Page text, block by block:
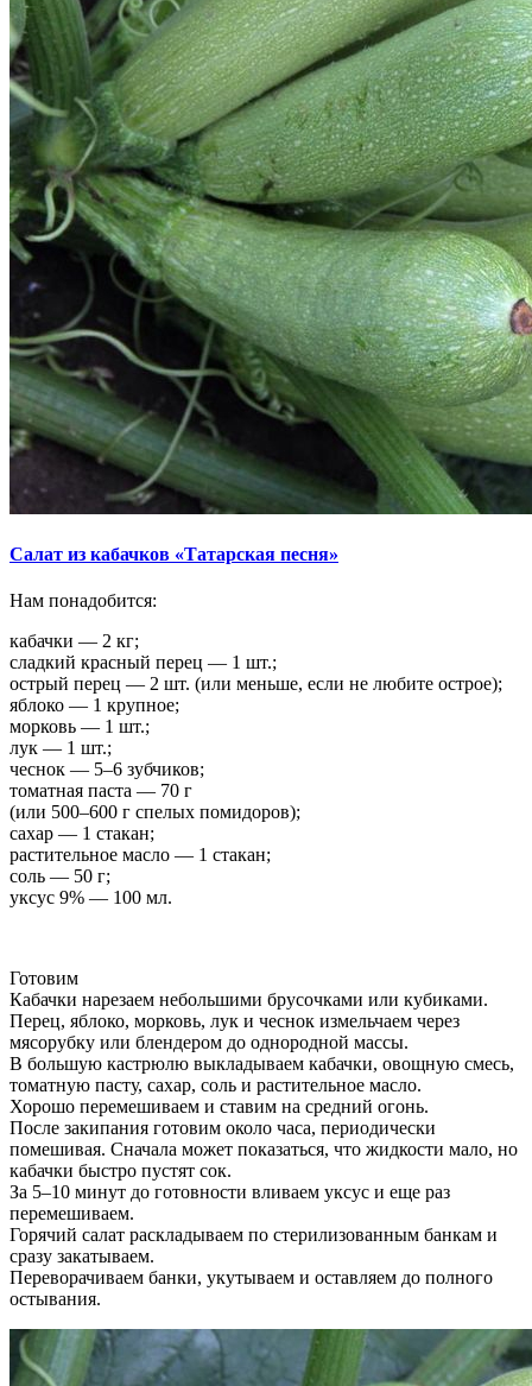
Салат из кабачков «Татарская песня»
Нам понадобится:
кабачки — 2 кг;
сладкий красный перец — 1 шт.;
острый перец — 2 шт. (или меньше, если не любите острое);
яблоко — 1 крупное;
морковь — 1 шт.;
лук — 1 шт.;
чеснок — 5–6 зубчиков;
томатная паста — 70 г
(или 500–600 г спелых помидоров);
сахар — 1 стакан;
растительное масло — 1 стакан;
соль — 50 г;
уксус 9% — 100 мл.
Готовим
Кабачки нарезаем небольшими брусочками или кубиками.
Перец, яблоко, морковь, лук и чеснок измельчаем через
мясорубку или блендером до однородной массы.
В большую кастрюлю выкладываем кабачки, овощную смесь,
томатную пасту, сахар, соль и растительное масло.
Хорошо перемешиваем и ставим на средний огонь.
После закипания готовим около часа, периодически
помешивая. Сначала может показаться, что жидкости мало, но
кабачки быстро пустят сок.
За 5–10 минут до готовности вливаем уксус и еще раз
перемешиваем.
Горячий салат раскладываем по стерилизованным банкам и
сразу закатываем.
Переворачиваем банки, укутываем и оставляем до полного
остывания.